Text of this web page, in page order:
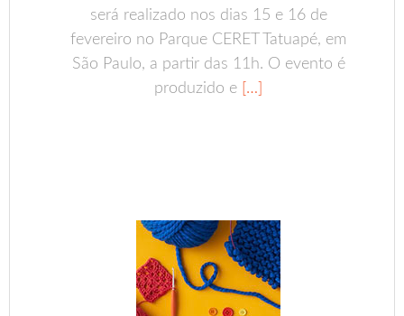
será realizado nos dias 15 e 16 de
fevereiro no Parque CERET Tatuapé, em
São Paulo, a partir das 11h. O evento é
produzido e […]